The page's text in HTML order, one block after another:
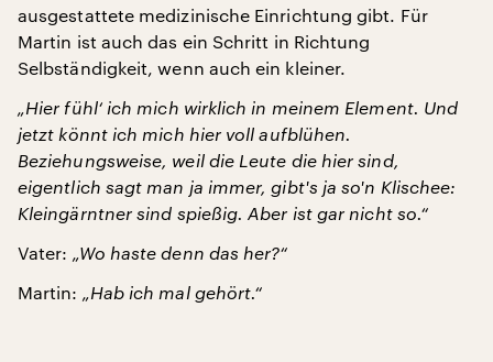
ausgestattete medizinische Einrichtung gibt. Für
Martin ist auch das ein Schritt in Richtung
Selbständigkeit, wenn auch ein kleiner.
„Hier fühl‘ ich mich wirklich in meinem Element. Und
jetzt könnt ich mich hier voll aufblühen.
Beziehungsweise, weil die Leute die hier sind,
eigentlich sagt man ja immer, gibt's ja so'n Klischee:
Kleingärntner sind spießig. Aber ist gar nicht so.“
Vater: „Wo haste denn das her?“
Martin: „Hab ich mal gehört.“